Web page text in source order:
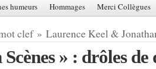
humeurs Hommages Merci Collègues
clef » Laurence Keel &
» : drôles de